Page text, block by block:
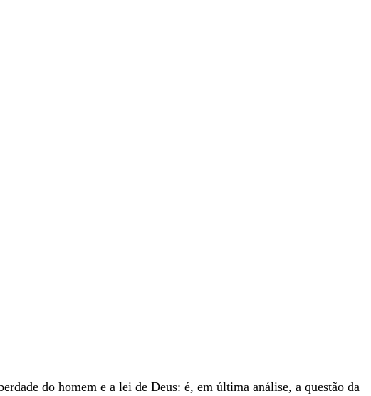
do homem e a lei de Deus: é, em última análise, a questão da